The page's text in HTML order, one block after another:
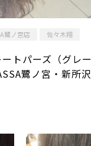
鷺ノ宮店 佐々木翔
トパーズ（グレー
鷺ノ宮・新所沢